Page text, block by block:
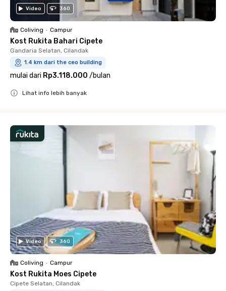
Video 360
Coliving • Campur
Kost Rukita Bahari Cipete
Gandaria Selatan, Cilandak
1.4 km dari the ceo building
mulai dari Rp3.118.000 /bulan
Lihat info lebih banyak
Video 360
Coliving • Campur
Kost Rukita Moes Cipete
Cipete Selatan, Cilandak